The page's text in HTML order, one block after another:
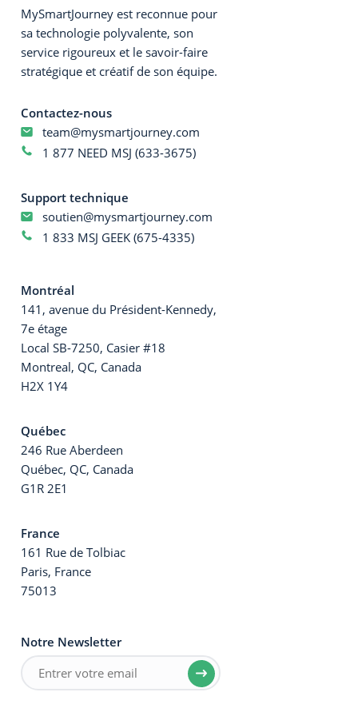
MySmartJourney est reconnue pour
sa technologie polyvalente, son
service rigoureux et le savoir-faire
stratégique et créatif de son équipe.
Contactez-nous
team@mysmartjourney.com
1 877 NEED MSJ (633-3675)
Support technique
soutien@mysmartjourney.com
1 833 MSJ GEEK (675-4335)
Montréal
141, avenue du Président-Kennedy,
7e étage
Local SB-7250, Casier #18
Montreal, QC, Canada
H2X 1Y4
Québec
246 Rue Aberdeen
Québec, QC, Canada
G1R 2E1
France
161 Rue de Tolbiac
Paris, France
75013
Notre Newsletter